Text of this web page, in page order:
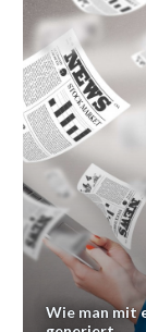
Wie man mit